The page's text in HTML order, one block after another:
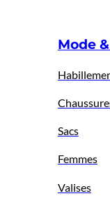
Mode
Sacs
Femmes
Valises